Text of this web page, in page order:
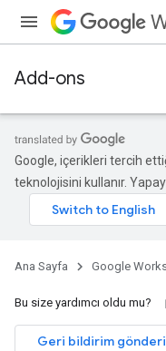
Add-ons
Google, içerikleri tercih
teknolojisini kullanır.
Ana Sayfa Google
Bu size yardımcı oldu mu?
Geri bildirim